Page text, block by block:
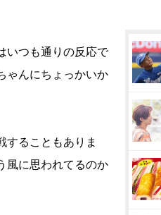
いつも通りの反応で
ゃんにちょっかいか
ることもありま
風に思われてるのか